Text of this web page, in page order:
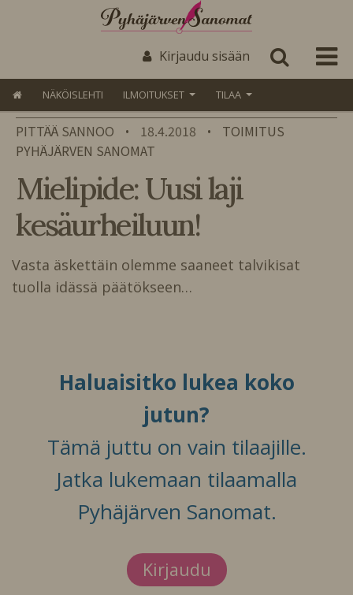
Kirjaudu sisään
NÄKÖISLEHTI ILMOITUKSET TILAA
PITTÄÄ SANNOO • 18.4.2018 •
TOIMITUS
PYHÄJÄRVEN SANOMAT
Mielipide: Uusi laji
kesäurheiluun!
Vasta äskettäin olemme saaneet talvikisat
tuolla idässä päätökseen…
Haluaisitko lukea koko
jutun?
Tämä juttu on vain tilaajille.
Jatka lukemaan tilaamalla
Pyhäjärven Sanomat.
Kirjaudu